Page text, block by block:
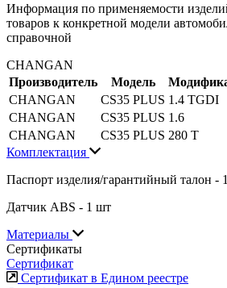
Информация по применяемости
товаров к конкретной модели
справочной
CHANGAN
Производитель
Модель
CHANGAN
CS35 PLUS 1.4 TGDI
CHANGAN
CS35 PLUS 1.6
CHANGAN
CS35 PLUS 280 T
Комплектация
Паспорт изделия/гарантийный талон -
Датчик ABS - 1 шт
Материалы
Сертификаты
Сертификат
Сертификат в Едином реестре